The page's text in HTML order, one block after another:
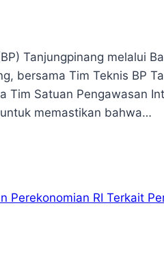
Tanjungpinang melalui
bersama Tim Teknis BP
Satuan Pengawasan
memastikan bahwa…